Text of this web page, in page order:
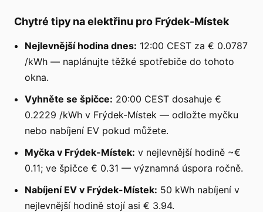
Chytré tipy na elektřinu pro Frýdek-Místek
Nejlevnější hodina dnes: 12:00 CEST za € 0.0787
/kWh — naplánujte těžké spotřebiče do tohoto
okna.
Vyhněte se špičce: 20:00 CEST dosahuje €
0.2229 /kWh v Frýdek-Místek — odložte myčku
nebo nabíjení EV pokud můžete.
Myčka v Frýdek-Místek: v nejlevnější hodině ~€
0.11; ve špičce € 0.31 — významná úspora ročně.
Nabíjení EV v Frýdek-Místek: 50 kWh nabíjení v
nejlevnější hodině stojí asi € 3.94.